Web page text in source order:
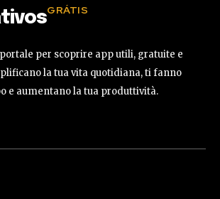
GRÁTIS
per scoprire app utili, gratuite e
la tua vita quotidiana, ti fanno
e aumentano la tua produttività.